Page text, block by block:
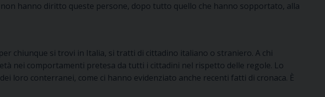
hanno diritto queste persone, dopo tutto quello che hanno sopportato, alla
chiunque si trovi in Italia, si tratti di cittadino italiano o straniero. A chi
nei comportamenti pretesa da tutti i cittadini nel rispetto delle regole. Lo
loro conterranei, come ci hanno evidenziato anche recenti fatti di cronaca. È